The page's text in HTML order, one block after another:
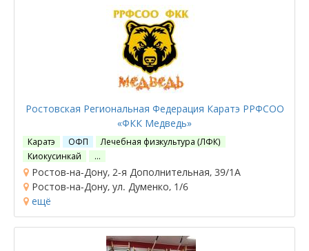
Ростовская Региональная Федерация Каратэ РРФСОО
«ФКК Медведь»
Каратэ ОФП
Лечебная физкультура (ЛФК)
Киокусинкай
…
Ростов-на-Дону, 2-я Дополнительная, 39/1А
Ростов-на-Дону, ул. Думенко, 1/6
ещё